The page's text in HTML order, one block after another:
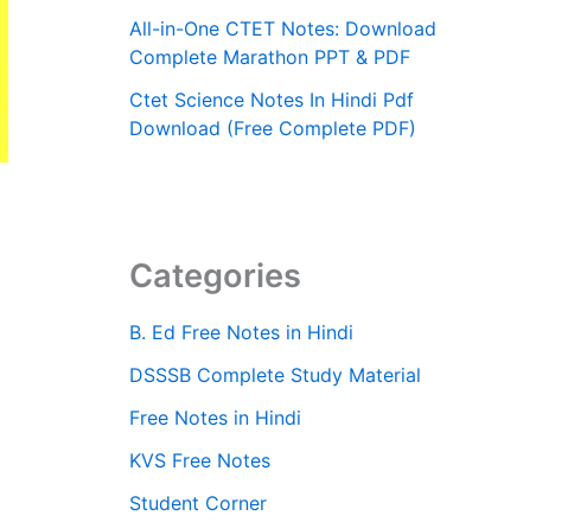
All-in-One CTET Notes: Download
Complete Marathon PPT & PDF
Ctet Science Notes In Hindi Pdf
Download (Free Complete PDF)
Categories
B. Ed Free Notes in Hindi
DSSSB Complete Study Material
Free Notes in Hindi
KVS Free Notes
Student Corner